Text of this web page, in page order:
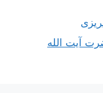
آیت الله